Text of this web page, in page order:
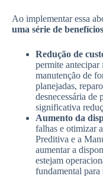
Ao implementar essa
uma série de
Redução de
permite antecipar
manutenção de
planejadas,
desnecessária de
significativa
Aumento da
falhas e otimizar
Preditiva e a
aumentar a
estejam
fundamental para